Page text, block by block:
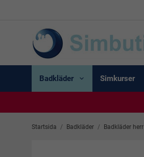
Badkläder Simkurser
Startsida / Badkläder / Badkläder herr